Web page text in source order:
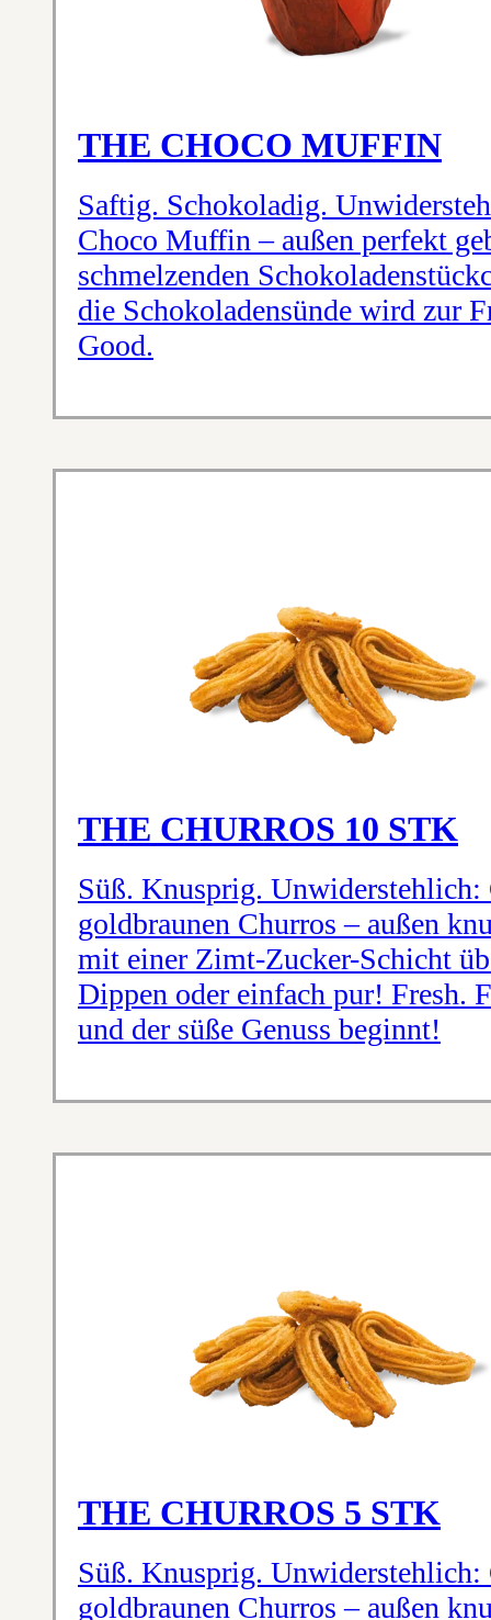
THE CHOCO MUFFIN
Saftig. Schokoladig.
Choco Muffin – außen perfekt
schmelzenden
die Schokoladensünde wird zur
Good.
THE CHURROS 10 STK
Süß. Knusprig. Unwiderstehlich:
goldbraunen Churros – außen
mit einer Zimt-Zucker-Schicht
Dippen oder einfach pur! Fresh.
und der süße Genuss beginnt!
THE CHURROS 5 STK
Süß. Knusprig. Unwiderstehlich:
goldbraunen Churros – außen